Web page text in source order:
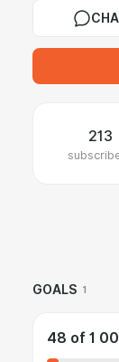
213
GOALS 1
48 of 1